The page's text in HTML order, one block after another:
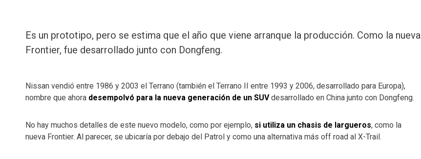
Es un prototipo, pero se estima que el año que viene arranque la producción. Como la nueva
Frontier, fue desarrollado junto con Dongfeng.
Nissan vendió entre 1986 y 2003 el Terrano (también el Terrano II entre 1993 y 2006, desarrollado para Europa),
nombre que ahora desempolvó para la nueva generación de un SUVdesarrollado en China junto con Dongfeng.
No hay muchos detalles de este nuevo modelo, como por ejemplo, si utiliza un chasis de largueros, como la
nueva Frontier. Al parecer, se ubicaría por debajo del Patrol y como una alternativa más off road al X-Trail.